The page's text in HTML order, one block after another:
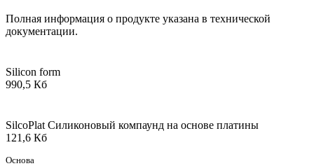
Полная информация о продукте указана в технической
документации.
Silicon form
990,5 Кб
SilcoPlat Силиконовый компаунд на основе платины
121,6 Кб
Основа